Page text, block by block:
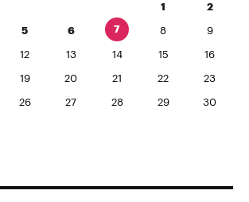
1 2
5 6 7 8 9
12 13 14 15 16
19 20 21 22 23
26 27 28 29 30